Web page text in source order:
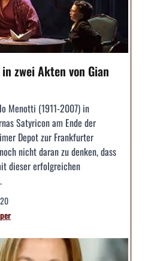
zwei Akten von Gian
Menotti (1911-2007) in
Satyricon am Ende der
Depot zur Frankfurter
nicht daran zu denken, dass
dieser erfolgreichen